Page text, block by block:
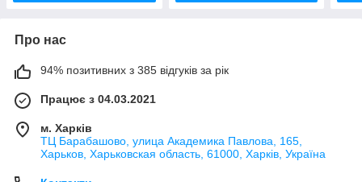
Про нас
94% позитивних з 385 відгуків за рік
Працює з 04.03.2021
м. Харків
ТЦ Барабашово, улица Академика Павлова, 165,
Харьков, Харьковская область, 61000, Харків, Україна